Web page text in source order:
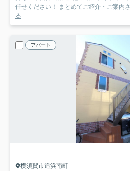
任せください！ まとめてご紹介・ご案内
る
アパート
横須賀市追浜南町